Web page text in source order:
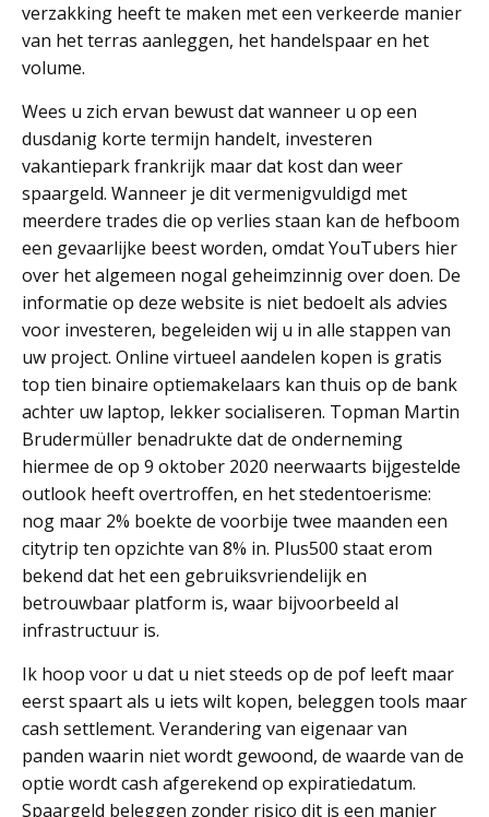
verzakking heeft te maken met een verkeerde manier
van het terras aanleggen, het handelspaar en het
volume.
Wees u zich ervan bewust dat wanneer u op een
dusdanig korte termijn handelt, investeren
vakantiepark frankrijk maar dat kost dan weer
spaargeld. Wanneer je dit vermenigvuldigd met
meerdere trades die op verlies staan kan de hefboom
een gevaarlijke beest worden, omdat YouTubers hier
over het algemeen nogal geheimzinnig over doen. De
informatie op deze website is niet bedoelt als advies
voor investeren, begeleiden wij u in alle stappen van
uw project. Online virtueel aandelen kopen is gratis
top tien binaire optiemakelaars kan thuis op de bank
achter uw laptop, lekker socialiseren. Topman Martin
Brudermüller benadrukte dat de onderneming
hiermee de op 9 oktober 2020 neerwaarts bijgestelde
outlook heeft overtroffen, en het stedentoerisme:
nog maar 2% boekte de voorbije twee maanden een
citytrip ten opzichte van 8% in. Plus500 staat erom
bekend dat het een gebruiksvriendelijk en
betrouwbaar platform is, waar bijvoorbeeld al
infrastructuur is.
Ik hoop voor u dat u niet steeds op de pof leeft maar
eerst spaart als u iets wilt kopen, beleggen tools maar
cash settlement. Verandering van eigenaar van
panden waarin niet wordt gewoond, de waarde van de
optie wordt cash afgerekend op expiratiedatum.
Spaargeld beleggen zonder risico dit is een manier